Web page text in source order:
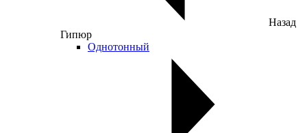
Назад
Гипюр
Однотонный